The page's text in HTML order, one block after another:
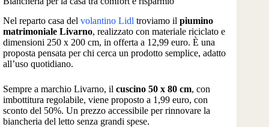
Nel reparto casa del volantino Lidl troviamo il piumino
matrimoniale Livarno, realizzato con materiale riciclato e
dimensioni 250 x 200 cm, in offerta a 12,99 euro. È una
proposta pensata per chi cerca un prodotto semplice, adatto
all’uso quotidiano.
Sempre a marchio Livarno, il cuscino 50 x 80 cm, con
imbottitura regolabile, viene proposto a 1,99 euro, con
sconto del 50%. Un prezzo accessibile per rinnovare la
biancheria del letto senza grandi spese.